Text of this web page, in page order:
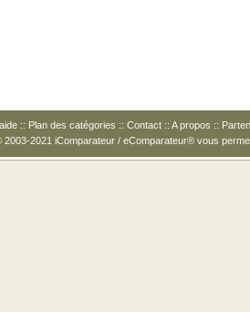
:: Plan des catégories :: Contact :: A propos ::
2021 iComparateur / eComparateur® vous